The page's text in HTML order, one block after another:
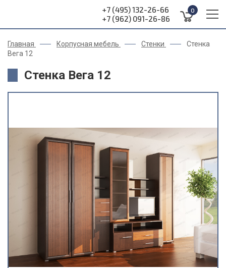
+7 (495) 132-26-66
+7 (962) 091-26-86
0
Главная Корпусная мебель Стенки
Стенка
Вега 12
Стенка Вега 12